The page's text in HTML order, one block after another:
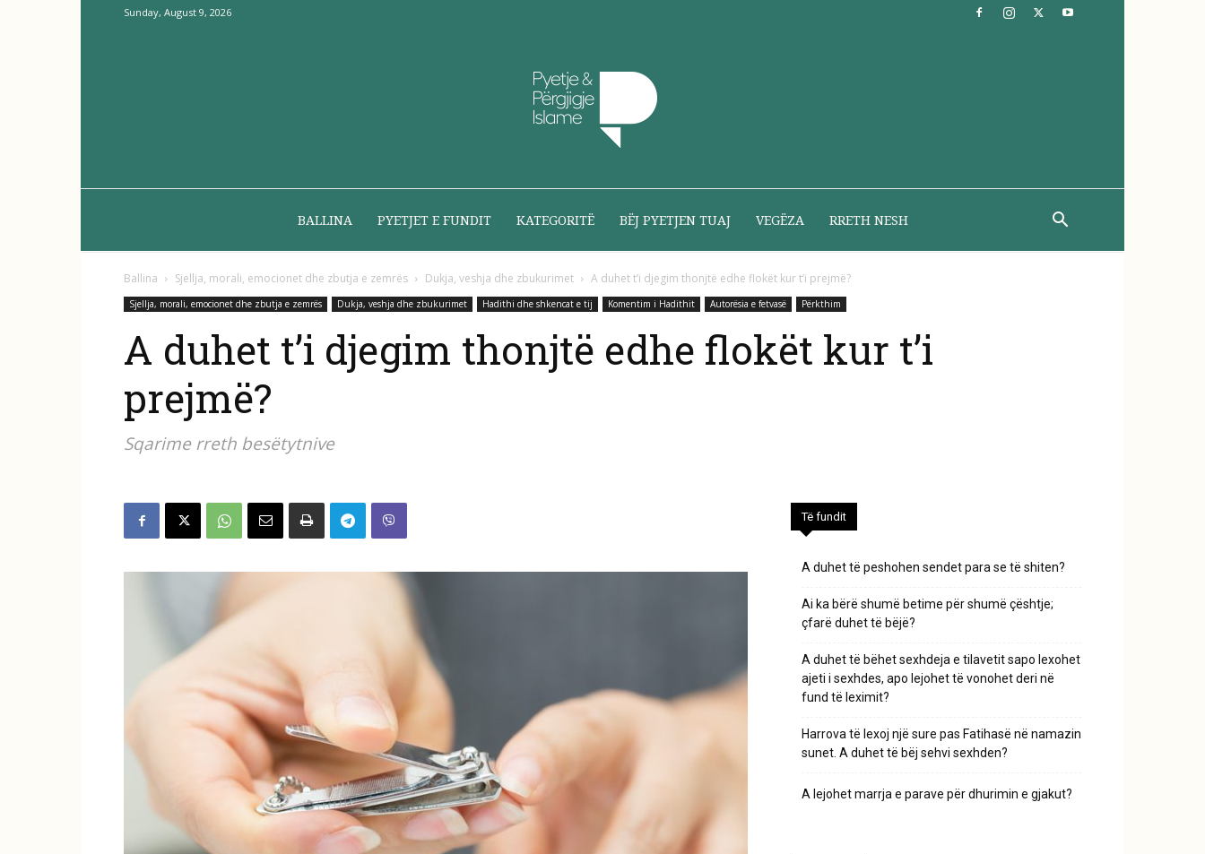
Sunday, August 9, 2026
islame
BALLINA PYETJET E FUNDIT KATEGORITË BËJ PYETJEN TUAJ VEGËZA RRETH NESH
Ballina Sjellja, morali, emocionet dhe zbutja e zemrës Dukja, veshja dhe zbukurimet A duhet t’i djegim thonjtë edhe flokët kur t’i prejmë?
Sjellja, morali, emocionet dhe zbutja e zemrës Dukja, veshja dhe zbukurimet Hadithi dhe shkencat e tij Komentim i Hadithit Autorësia e fetvasë Përkthim
A duhet t’i djegim thonjtë edhe flokët kur t’i
prejmë?
Sqarime rreth besëtytnive
Të fundit
A duhet të peshohen sendet para se të shiten?
Ai ka bërë shumë betime për shumë çështje;
çfarë duhet të bëjë?
A duhet të bëhet sexhdeja e tilavetit sapo lexohet
ajeti i sexhdes, apo lejohet të vonohet deri në
fund të leximit?
Harrova të lexoj një sure pas Fatihasë në namazin
sunet. A duhet të bëj sehvi sexhden?
A lejohet marrja e parave për dhurimin e gjakut?